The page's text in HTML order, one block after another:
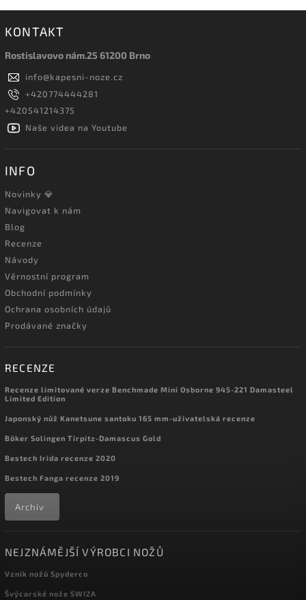
KONTAKT
Rostislavovo nám.25 61200 Brno
info@kapesni-noze.cz
+420774444281
+420541214375
Naše videa na Youtube
INFO
Novinky 💎
Navigovat k nám
Blog
Recenze
Návody
Věrnostní program
Obchodní podmínky
Ochrana osobních údajů
Prodávané značky
RECENZE
Recenze limitované verze Benchmade Mini Osborne 945-221 Damasteel
Limited Edition
Japonský nůž Kanetsune santoku 165 mm-uživatelská recenze
Böker Solingen Tirpitz-Damascus Gold
Bestech Irida recenze 2020
Bestech Fanga recenze 2019
Archiv
NEJZNÁMĚJŠÍ VÝROBCI NOŽŮ
Vznik nožů Spyderco
Švýcarské nože SWIZA